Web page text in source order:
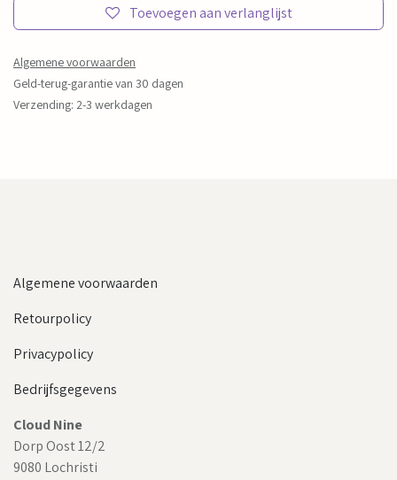
Toevoegen aan verlanglijst
Algemene voorwaarden
Geld-terug-garantie van 30 dagen
Verzending: 2-3 werkdagen
Algemene voorwaarden
Retourpolicy
Privacypolicy
Bedrijfsgegevens
Cloud Nine
Dorp Oost 12/2
9080 Lochristi